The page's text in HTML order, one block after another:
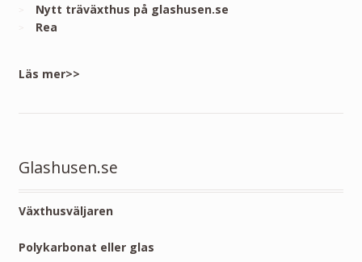
Nytt träväxthus på glashusen.se
Rea
Läs mer>>
Glashusen.se
Växthusväljaren
Polykarbonat eller glas